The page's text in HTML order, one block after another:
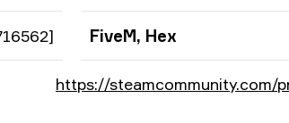
FiveM, Hex
https://steamcommunity.com/